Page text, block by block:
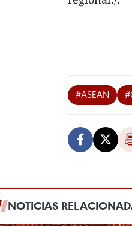
#ASEAN
NOTICIAS